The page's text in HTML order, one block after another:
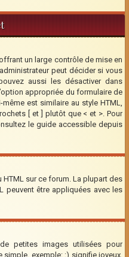
un large contrôle de mise en
peut décider si vous
aussi les désactiver dans
appropriée du formulaire de
est similaire au style HTML,
[ et ] plutôt que < et >. Pour
le guide accessible depuis
sur ce forum. La plupart des
peuvent être appliquées avec les
petites images utilisées pour
exemple: :) signifie joyeux,